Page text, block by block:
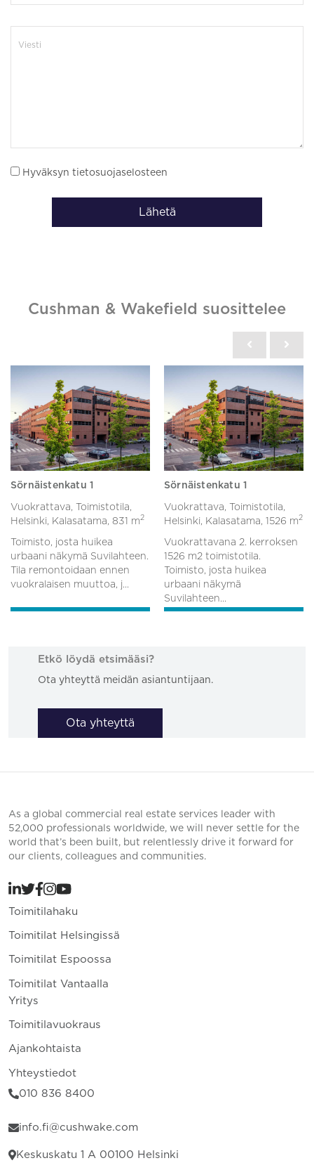
Hyväksyn tietosuojaselosteen
Lähetä
Cushman & Wakefield suosittelee
Sörnäistenkatu 1
Vuokrattava, Toimistotila,
Helsinki, Kalasatama, 831 m2
Toimisto, josta huikea
urbaani näkymä Suvilahteen.
Tila remontoidaan ennen
vuokralaisen muuttoa, j...
Sörnäistenkatu 1
Vuokrattava, Toimistotila,
Helsinki, Kalasatama, 1526 m2
Vuokrattavana 2. kerroksen
1526 m2 toimistotila.
Toimisto, josta huikea
urbaani näkymä
Suvilahteen...
Etkö löydä etsimääsi?
Ota yhteyttä meidän asiantuntijaan.
Ota yhteyttä
As a global commercial real estate services leader with
52,000 professionals worldwide, we will never settle for the
world that’s been built, but relentlessly drive it forward for
our clients, colleagues and communities.
Toimitilahaku
Toimitilat Helsingissä
Toimitilat Espoossa
Toimitilat Vantaalla
Yritys
Toimitilavuokraus
Ajankohtaista
Yhteystiedot
010 836 8400
info.fi@cushwake.com
Keskuskatu 1 A 00100 Helsinki